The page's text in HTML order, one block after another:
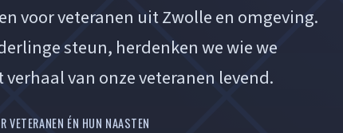
voor veteranen uit Zwolle en omgeving.
steun, herdenken we wie we
van onze veteranen levend.
VETERANEN ÉN HUN NAASTEN